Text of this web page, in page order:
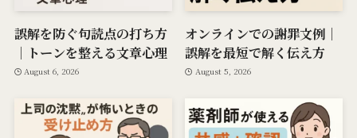
誤解を防ぐ句読点の打ち方
｜トーンを整える文章心理
August 6, 2026
オンラインでの謝罪文例｜
誤解を最短で解く伝え方
August 5, 2026